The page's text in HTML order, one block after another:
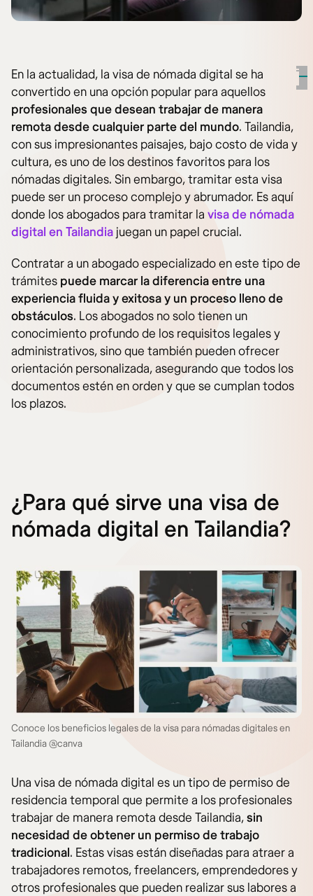
En la actualidad, la visa de nómada digital se ha
convertido en una opción popular para aquellos
profesionales que desean trabajar de manera
remota desde cualquier parte del mundo. Tailandia,
con sus impresionantes paisajes, bajo costo de vida y
cultura, es uno de los destinos favoritos para los
nómadas digitales. Sin embargo, tramitar esta visa
puede ser un proceso complejo y abrumador. Es aquí
donde los abogados para tramitar la visa de nómada
digital en Tailandia juegan un papel crucial.
Contratar a un abogado especializado en este tipo de
trámites puede marcar la diferencia entre una
experiencia fluida y exitosa y un proceso lleno de
obstáculos. Los abogados no solo tienen un
conocimiento profundo de los requisitos legales y
administrativos, sino que también pueden ofrecer
orientación personalizada, asegurando que todos los
documentos estén en orden y que se cumplan todos
los plazos.
¿Para qué sirve una visa de
nómada digital en Tailandia?
Conoce los beneficios legales de la visa para nómadas digitales en
Tailandia @canva
Una visa de nómada digital es un tipo de permiso de
residencia temporal que permite a los profesionales
trabajar de manera remota desde Tailandia,sin
necesidad de obtener un permiso de trabajo
tradicional. Estas visas están diseñadas para atraer a
trabajadores remotos, freelancers, emprendedores y
otros profesionales que pueden realizar sus labores a